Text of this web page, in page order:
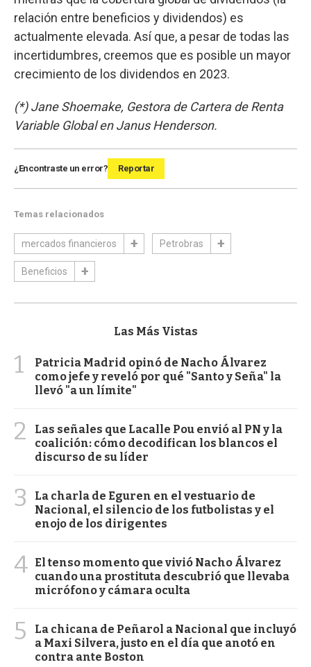
relación entre beneficios y dividendos) es
actualmente elevada. Así que, a pesar de todas las
incertidumbres, creemos que es posible un mayor
crecimiento de los dividendos en 2023.
(*) Jane Shoemake, Gestora de Cartera de Renta
Variable Global en Janus Henderson.
¿Encontraste un error? Reportar
Temas relacionados
mercados financieros Petrobras
Beneficios
Las Más Vistas
1
Patricia Madrid opinó de Nacho Álvarez
como jefe y reveló por qué "Santo y Seña" la
llevó "a un límite"
2
Las señales que Lacalle Pou envió al PN y la
coalición: cómo decodifican los blancos el
discurso de su líder
3
La charla de Eguren en el vestuario de
Nacional, el silencio de los futbolistas y el
enojo de los dirigentes
4 El tenso momento que vivió Nacho Álvarez
cuando una prostituta descubrió que llevaba
micrófono y cámara oculta
5
La chicana de Peñarol a Nacional que incluyó
a Maxi Silvera, justo en el día que anotó en
contra ante Boston